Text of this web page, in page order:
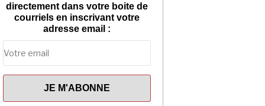
directement dans votre boite de
courriels en inscrivant votre
adresse email :